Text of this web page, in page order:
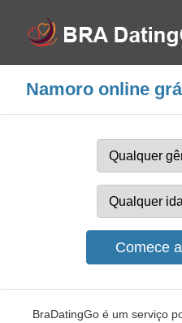
Namoro online
BraDatingGo é um serviço